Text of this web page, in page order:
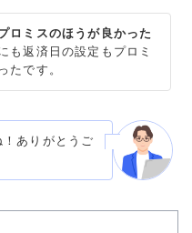
ロミスのほうが良かった
も返済日の設定もプロミ
たです。
ありがとうご